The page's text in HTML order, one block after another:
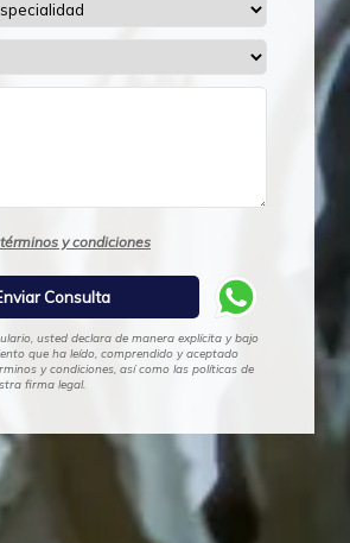
términos y condiciones
usted declara de manera explícita y bajo
que ha leído, comprendido y aceptado
y condiciones, así como las políticas de
firma legal.